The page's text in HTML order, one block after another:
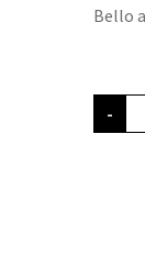
Bello
-